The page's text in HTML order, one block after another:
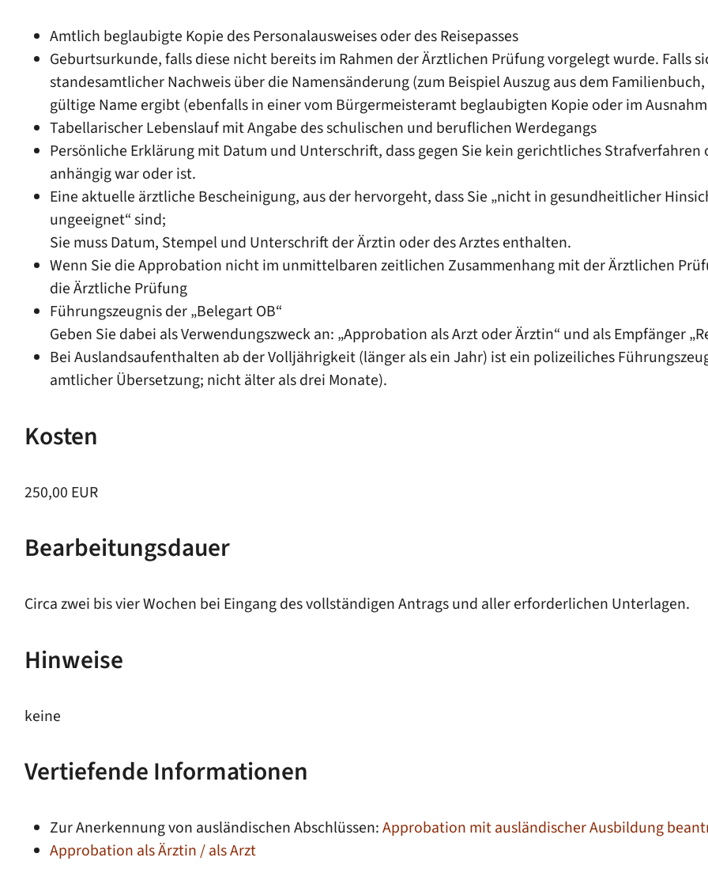
Amtlich beglaubigte Kopie des Personalausweises oder des Reisepasses
Geburtsurkunde, falls diese nicht bereits im Rahmen der Ärztlichen Prüfung vorgelegt wurde. Falls
standesamtlicher Nachweis über die Namensänderung (zum Beispiel Auszug aus dem
gültige Name ergibt (ebenfalls in einer vom Bürgermeisteramt beglaubigten Kopie oder im
Tabellarischer Lebenslauf mit Angabe des schulischen und beruflichen Werdegangs
Persönliche Erklärung mit Datum und Unterschrift, dass gegen Sie kein gerichtliches
anhängig war oder ist.
Eine aktuelle ärztliche Bescheinigung, aus der hervorgeht, dass Sie „nicht in gesundheitlicher
ungeeignet“ sind;
Sie muss Datum, Stempel und Unterschrift der Ärztin oder des Arztes enthalten.
Wenn Sie die Approbation nicht im unmittelbaren zeitlichen Zusammenhang mit der Ärztlichen
die Ärztliche Prüfung
Führungszeugnis der „Belegart OB“
Geben Sie dabei als Verwendungszweck an: „Approbation als Arzt oder Ärztin“ und als Empfänger
Bei Auslandsaufenthalten ab der Volljährigkeit (länger als ein Jahr) ist ein polizeiliches
amtlicher Übersetzung; nicht älter als drei Monate).
Kosten
250,00 EUR
Bearbeitungsdauer
Circa zwei bis vier Wochen bei Eingang des vollständigen Antrags und aller erforderlichen Unterlagen.
Hinweise
keine
Vertiefende Informationen
Zur Anerkennung von ausländischen Abschlüssen:Approbation mit ausländischer Ausbildung
Approbation als Ärztin / als Arzt